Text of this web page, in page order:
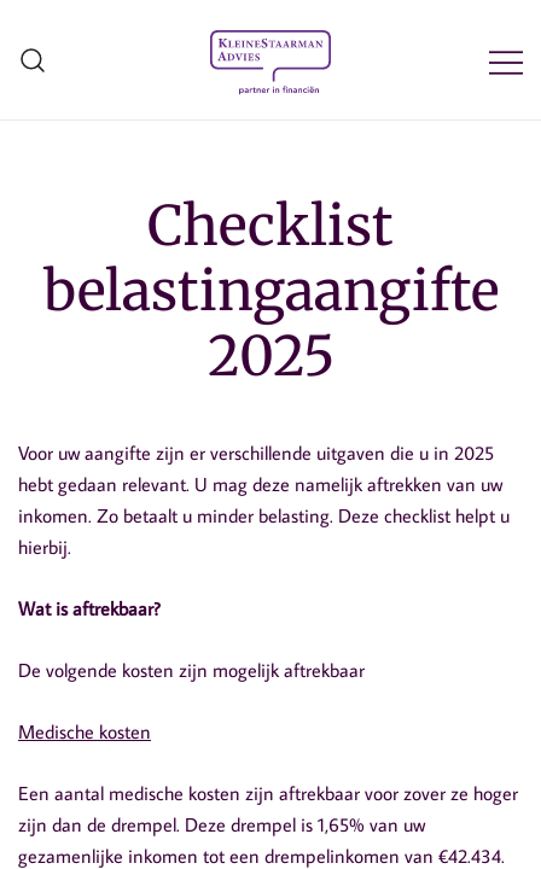
naar
Checklist
belastingaangifte
2025
Voor uw aangifte zijn er verschillende uitgaven die u in 2025
hebt gedaan relevant. U mag deze namelijk aftrekken van uw
inkomen. Zo betaalt u minder belasting. Deze checklist helpt u
hierbij.
Wat is aftrekbaar?
De volgende kosten zijn mogelijk aftrekbaar
Medische kosten
Een aantal medische kosten zijn aftrekbaar voor zover ze hoger
zijn dan de drempel. Deze drempel is 1,65% van uw
gezamenlijke inkomen tot een drempelinkomen van €42.434.